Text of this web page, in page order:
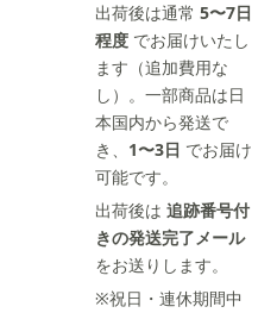
出荷後は通常 5〜7日
程度 でお届けいたし
ます（追加費用な
し）。一部商品は日
本国内から発送で
き、 1〜3日 でお届け
可能です。
出荷後は 追跡番号付
きの発送完了メール
をお送りします。
※祝日・連休期間中